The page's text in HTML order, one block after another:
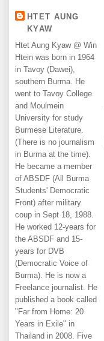
HTET AUNG
KYAW
Htet Aung Kyaw @ Win
Htein was born in 1964
in Tavoy (Dawei),
southern Burma. He
went to Tavoy College
and Moulmein
University for study
Burmese Literature.
(There is no journalism
in Burma at the time).
He became a member
of ABSDF (All Burma
Students' Democratic
Front) after military
coup in Sept 18, 1988.
He worked 12-years for
the ABSDF and 15-
years for DVB
(Democratic Voice of
Burma). He is now a
Freelance journalist. He
published a book called
"Far from Home: 20
Years in Exile" in
Thailand in 2008. Five